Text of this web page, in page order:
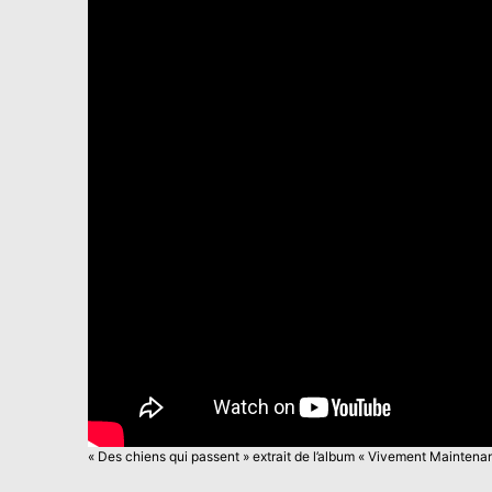
« Des chiens qui passent » extrait de l’album « Vivement